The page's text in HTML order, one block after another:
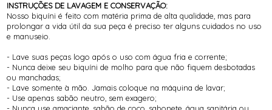
INSTRUÇÕES DE LAVAGEM E CONSERVAÇÃO:
Nosso biquíni é feito com matéria prima de alta qualidade, mas para
prolongar a vida útil da sua peça é preciso ter alguns cuidados no uso
e manuseio.
- Lave suas peças logo após o uso com água fria e corrente;
- Nunca deixe seu biquíni de molho para que não fiquem desbotadas
ou manchadas;
- Lave somente à mão. Jamais coloque na máquina de lavar;
- Use apenas sabão neutro, sem exagero;